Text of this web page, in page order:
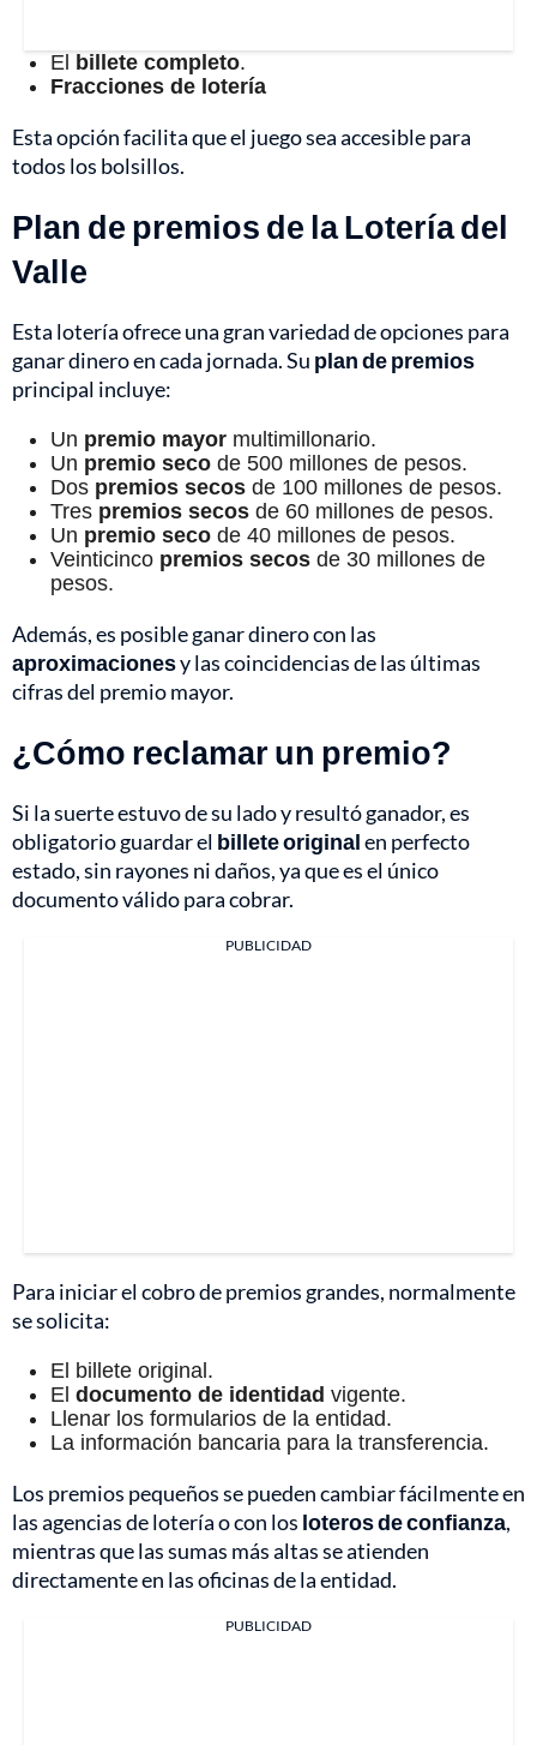
El billete completo.
Fracciones de lotería
Esta opción facilita que el juego sea accesible para
todos los bolsillos.
Plan de premios de la Lotería del
Valle
Esta lotería ofrece una gran variedad de opciones para
ganar dinero en cada jornada. Su plan de premios
principal incluye:
Un premio mayor multimillonario.
Un premio seco de 500 millones de pesos.
Dos premios secos de 100 millones de pesos.
Tres premios secos de 60 millones de pesos.
Un premio seco de 40 millones de pesos.
Veinticinco premios secos de 30 millones de
pesos.
Además, es posible ganar dinero con las
aproximacionesy las coincidencias de las últimas
cifras del premio mayor.
¿Cómo reclamar un premio?
Si la suerte estuvo de su lado y resultó ganador, es
obligatorio guardar el billete originalen perfecto
estado, sin rayones ni daños, ya que es el único
documento válido para cobrar.
PUBLICIDAD
Para iniciar el cobro de premios grandes, normalmente
se solicita:
El billete original.
El documento de identidad vigente.
Llenar los formularios de la entidad.
La información bancaria para la transferencia.
Los premios pequeños se pueden cambiar fácilmente en
las agencias de lotería o con los loteros de confianza,
mientras que las sumas más altas se atienden
directamente en las oficinas de la entidad.
PUBLICIDAD